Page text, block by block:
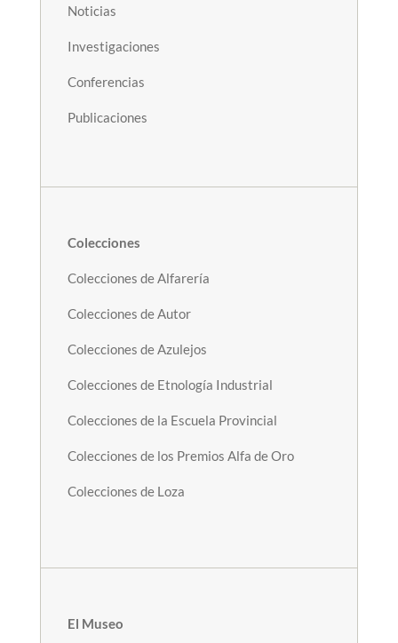
Noticias
Investigaciones
Conferencias
Publicaciones
Colecciones
Colecciones de Alfarería
Colecciones de Autor
Colecciones de Azulejos
Colecciones de Etnología Industrial
Colecciones de la Escuela Provincial
Colecciones de los Premios Alfa de Oro
Colecciones de Loza
El Museo